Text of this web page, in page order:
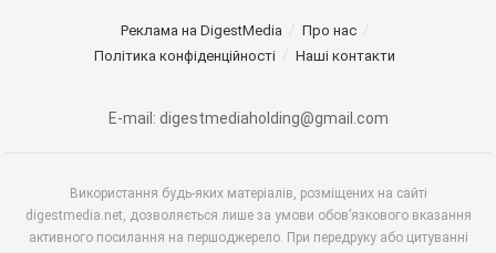
Реклама на DigestMedia
Про нас
Політика конфіденційності
Наші контакти
E-mail: digestmediaholding@gmail.com
Використання будь-яких матеріалів, розміщених на сайті
digestmedia.net, дозволяється лише за умови обов’язкового вказання
активного посилання на першоджерело. При передруку або цитуванні